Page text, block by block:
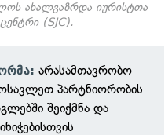
ახალგაზრდა იურისტთა
(SJC).
არასამთავრობო
პარტნიორობის
შეიქმნა და